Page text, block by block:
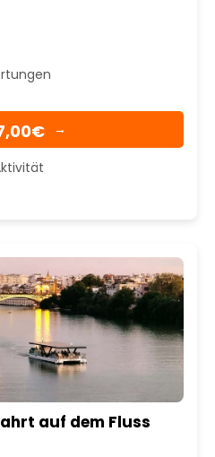
→
auf dem Fluss